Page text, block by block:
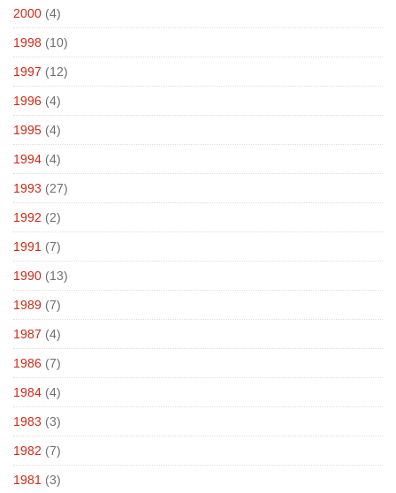
2000 (4)
1998 (10)
1997 (12)
1996 (4)
1995 (4)
1994 (4)
1993 (27)
1992 (2)
1991 (7)
1990 (13)
1989 (7)
1987 (4)
1986 (7)
1984 (4)
1983 (3)
1982 (7)
1981 (3)